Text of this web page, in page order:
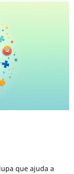
que ajuda a